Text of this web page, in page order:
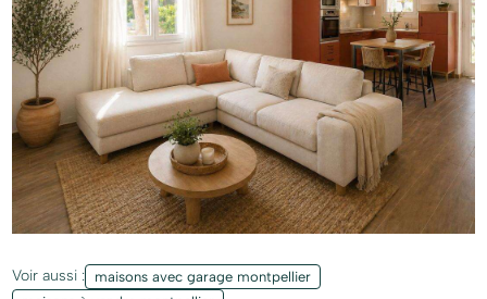
La présente annonce immobilière a été rédigée sous la
responsabilité éditoriale de Mr Grégory MANUEL D.C,
agent commercial (EI enregistrée au tribunal de
commerce de Montpellier sous le numéro RSAC
791126337)
Référence agence : 15000
Voir aussi :
maisons avec garage montpellier